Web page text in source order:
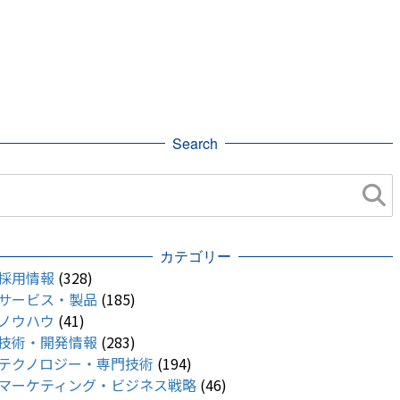
Search
カテゴリー
用情報 (328)
ービス・製品 (185)
ウハウ (41)
術・開発情報 (283)
クノロジー・専門技術 (194)
ーケティング・ビジネス戦略 (46)